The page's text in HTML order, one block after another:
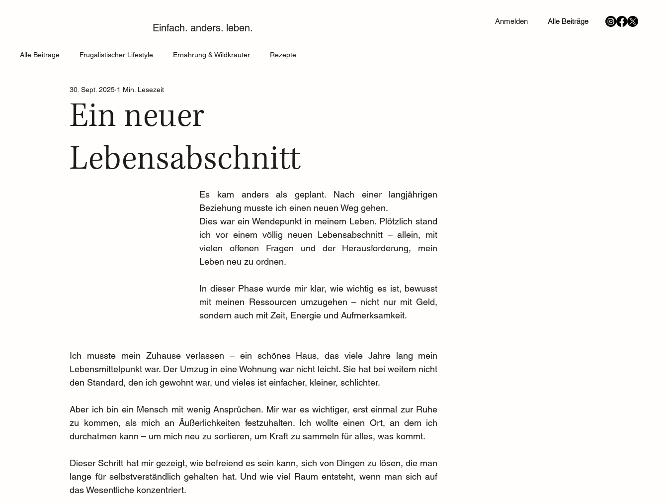
Einfach. anders. leben.
Anmelden Alle Beiträge
Alle Beiträge Frugalistischer Lifestyle Ernährung & Wildkräuter Rezepte
Ein neuer
Lebensabschnitt
30. Sept. 2025 1 Min. Lesezeit
Es kam anders als geplant. Nach einer langjährigen
Beziehung musste ich einen neuen Weg gehen.
Dies war ein Wendepunkt in meinem Leben. Plötzlich stand
ich vor einem völlig neuen Lebensabschnitt – allein, mit
vielen offenen Fragen und der Herausforderung, mein
Leben neu zu ordnen.
In dieser Phase wurde mir klar, wie wichtig es ist, bewusst
mit meinen Ressourcen umzugehen – nicht nur mit Geld,
sondern auch mit Zeit, Energie und Aufmerksamkeit.
Ich musste mein Zuhause verlassen – ein schönes Haus, das viele Jahre lang mein
Lebensmittelpunkt war. Der Umzug in eine Wohnung war nicht leicht. Sie hat bei weitem nicht
den Standard, den ich gewohnt war, und vieles ist einfacher, kleiner, schlichter.
Aber ich bin ein Mensch mit wenig Ansprüchen. Mir war es wichtiger, erst einmal zur Ruhe
zu kommen, als mich an Äußerlichkeiten festzuhalten. Ich wollte einen Ort, an dem ich
durchatmen kann – um mich neu zu sortieren, um Kraft zu sammeln für alles, was kommt.
Dieser Schritt hat mir gezeigt, wie befreiend es sein kann, sich von Dingen zu lösen, die man
lange für selbstverständlich gehalten hat. Und wie viel Raum entsteht, wenn man sich auf
das Wesentliche konzentriert.